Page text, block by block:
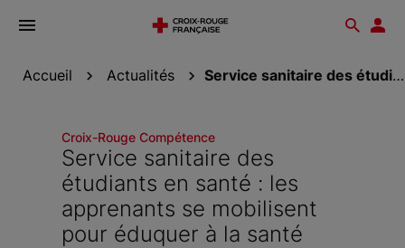
Ouvrir
Accueil Actualités Service sanitaire des étudiants en santé : les...
Croix-Rouge Compétence
Service sanitaire des
étudiants en santé : les
apprenants se mobilisent
pour éduquer à la santé